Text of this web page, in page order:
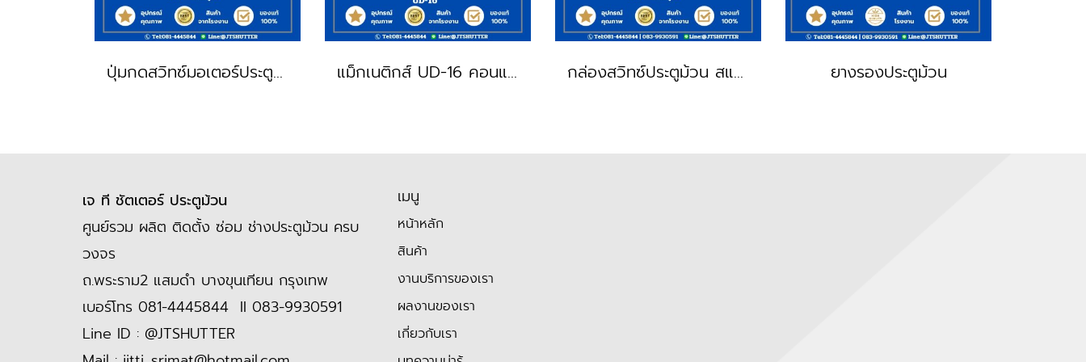
ปุ่มกดสวิทซ์มอเตอร์ประตูม้วน ใช้สำหรับมอเตอร์ ไฟ380v แม็กเนติกส์ UD-16 คอนแทคเตอร์ กล่องสวิทซ์ประตูม้วน สแตนเลส ยางรองประตูม้วน
เจ ที ชัตเตอร์ ประตูม้วน
ศูนย์รวม ผลิต ติดตั้ง ซ่อม ช่างประตูม้วน ครบ
วงจร
ถ.พระราม2 แสมดำ บางขุนเทียน กรุงเทพ
เบอร์โทร 081-4445844 II 083-9930591
Line ID : @JTSHUTTER
เมนู
หน้าหลัก
สินค้า
งานบริการของเรา
ผลงานของเรา
เกี่ยวกับเรา